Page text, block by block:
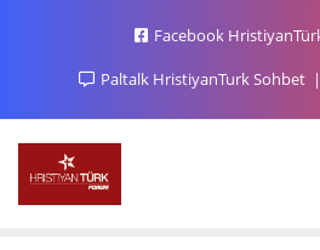
Facebook
Paltalk HristiyanTurk Sohbet